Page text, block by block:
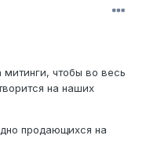
чтобы во весь
на наших
продающихся на